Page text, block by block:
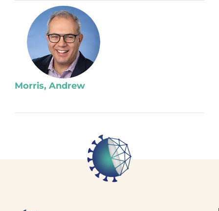
Morris, Andrew